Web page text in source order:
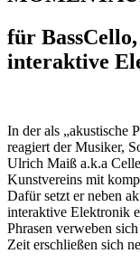
für
interaktive
In der als „akustische
reagiert der Musiker,
Ulrich Maiß a.k.a
Kunstvereins mit
Dafür setzt er neben
interaktive Elektronik
Phrasen verweben
Zeit erschließen sich